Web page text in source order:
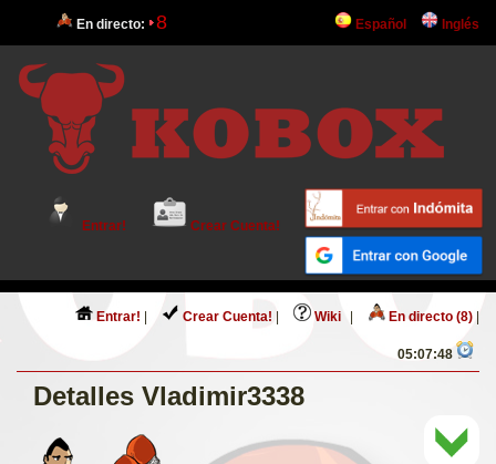
En directo: 8 Español Inglés
Entrar! Crear Cuenta!
Entrar! Crear Cuenta! Wiki En directo (8)
05:07:48
Detalles Vladimir3338